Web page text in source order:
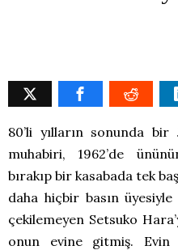
80’li yılların sonunda
muhabiri, 1962’de
bırakıp bir kasabada tek
daha hiçbir basın
çekilemeyen Setsuko
onun evine gitmiş. Evin